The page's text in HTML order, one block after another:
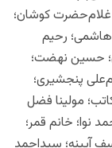
غلام‌حضرت کوشان؛
هاشمی؛ رحیم
حسین نهضت؛
پنجشیری؛
مولینا فضل‌
نوا؛ خانم قمر؛